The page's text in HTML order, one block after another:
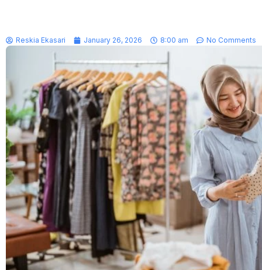
Reskia Ekasari January 26, 2026 8:00 am No Comments